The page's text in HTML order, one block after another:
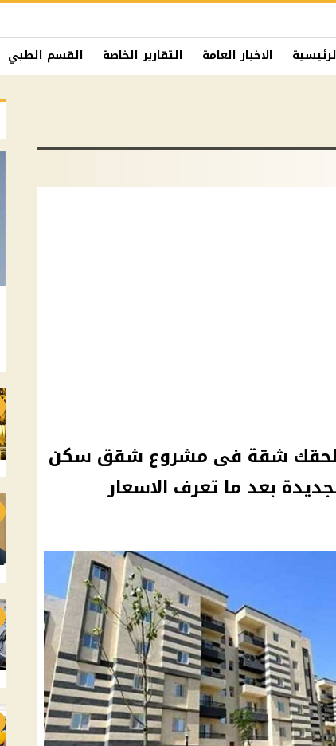
الاخبار العامة التقارير الخاصة القسم الطبي
جنية ! الحقك شقة فى مشروع شقق سكن